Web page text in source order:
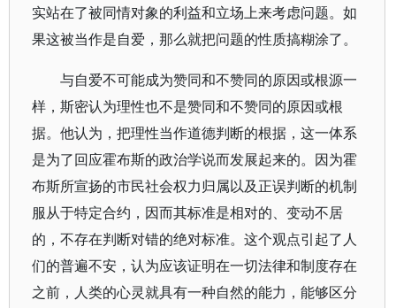
实站在了被同情对象的利益和立场上来考虑问题。如
果这被当作是自爱，那么就把问题的性质搞糊涂了。
与自爱不可能成为赞同和不赞同的原因或根源一
样，斯密认为理性也不是赞同和不赞同的原因或根
据。他认为，把理性当作道德判断的根据，这一体系
是为了回应霍布斯的政治学说而发展起来的。因为霍
布斯所宣扬的市民社会权力归属以及正误判断的机制
服从于特定合约，因而其标准是相对的、变动不居
的，不存在判断对错的绝对标准。这个观点引起了人
们的普遍不安，认为应该证明在一切法律和制度存在
之前，人类的心灵就具有一种自然的能力，能够区分